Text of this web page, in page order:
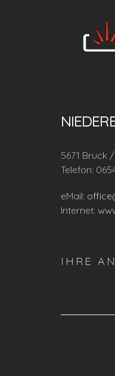
5671 Bruck
Telefon:
eMail:
Internet:
IHRE